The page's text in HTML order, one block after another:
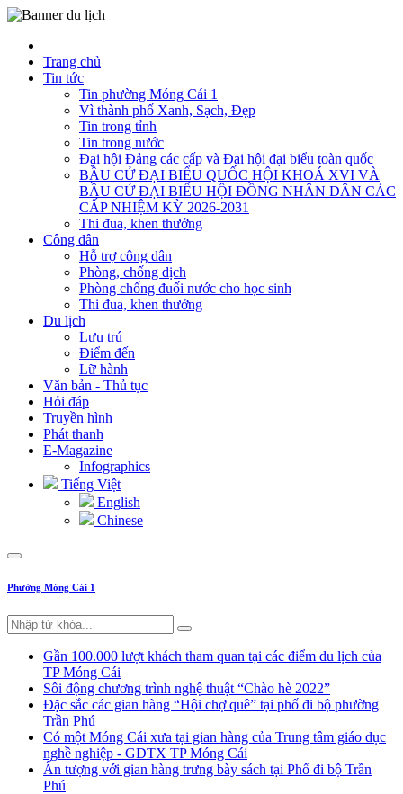
Trang chủ
Tin tức
Tin phường Móng Cái 1
Vì thành phố Xanh, Sạch, Đẹp
Tin trong tỉnh
Tin trong nước
Đại hội Đảng các cấp và Đại hội đại biểu toàn quốc
BẦU CỬ ĐẠI BIỂU QUỐC HỘI KHOÁ XVI VÀ
BẦU CỬ ĐẠI BIỂU HỘI ĐỒNG NHÂN DÂN CÁC
CẤP NHIỆM KỲ 2026-2031
Thi đua, khen thưởng
Công dân
Hỗ trợ công dân
Phòng, chống dịch
Phòng chống đuối nước cho học sinh
Thi đua, khen thưởng
Du lịch
Lưu trú
Điểm đến
Lữ hành
Văn bản - Thủ tục
Hỏi đáp
Truyền hình
Phát thanh
E-Magazine
Infographics
Tiếng Việt
English
Chinese
Phường Móng Cái 1
Gần 100.000 lượt khách tham quan tại các điểm du lịch của
TP Móng Cái
Sôi động chương trình nghệ thuật “Chào hè 2022”
Đặc sắc các gian hàng “Hội chợ quê” tại phố đi bộ phường
Trần Phú
Có một Móng Cái xưa tại gian hàng của Trung tâm giáo dục
nghề nghiệp - GDTX TP Móng Cái
Ấn tượng với gian hàng trưng bày sách tại Phố đi bộ Trần
Phú